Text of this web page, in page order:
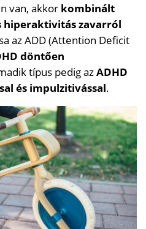
van, akkor kombinált
zavarról
az ADD (Attention Deficit
döntően
típus pedig azADHD
és impulzitivással.